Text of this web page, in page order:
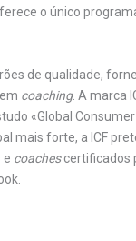
o único
de qualidade,
coaching. A marca
«Global
mais forte, a ICF
e coachescertificados